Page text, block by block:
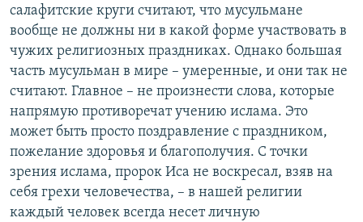
салафитские круги считают, что мусульмане
вообще не должны ни в какой форме участвовать в
чужих религиозных праздниках. Однако большая
часть мусульман в мире – умеренные, и они так не
считают. Главное – не произнести слова, которые
напрямую противоречат учению ислама. Это
может быть просто поздравление с праздником,
пожелание здоровья и благополучия. С точки
зрения ислама, пророк Иса не воскресал, взяв на
себя грехи человечества, – в нашей религии
каждый человек всегда несет личную